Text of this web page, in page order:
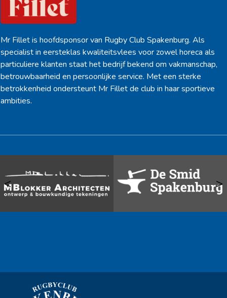
Mr Fillet is hoofdsponsor van Rugby Club Spakenburg. Als
specialist in eersteklas kwaliteitsvlees voor zowel horeca als
particuliere klanten staat het bedrijf bekend om vakmanschap,
betrouwbaarheid en persoonlijke service. Met een sterke
betrokkenheid ondersteunt Mr Fillet de club in haar sportieve
ambities.
< >